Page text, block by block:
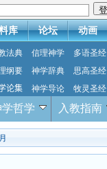
库 论坛 动画
法典 信理神学
多语圣经
纲要 神学辞典
思高圣经
论集 神学导论 牧灵圣经
哲学 入教指南